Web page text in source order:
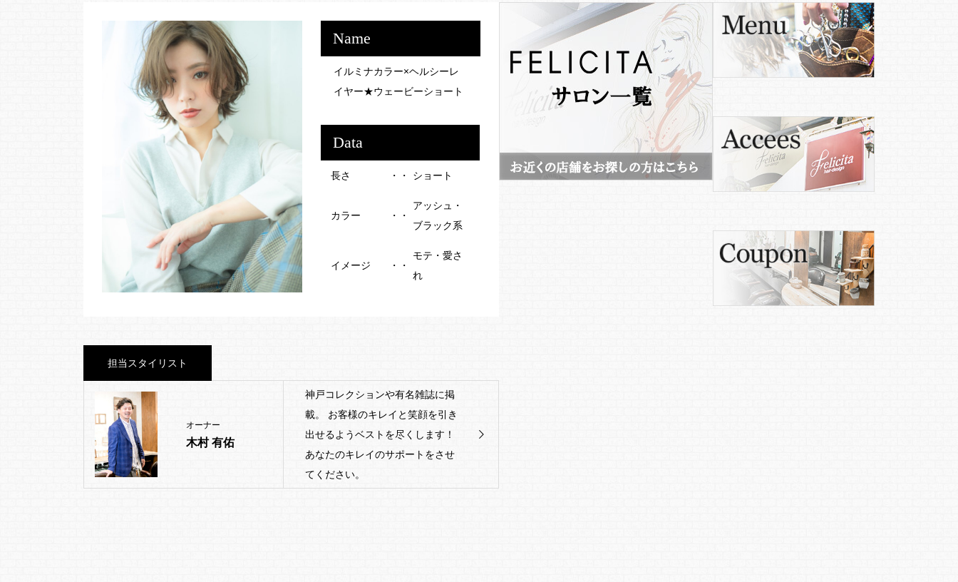
Name
イルミナカラー×ヘルシーレ
イヤー★ウェービーショート
Data
長さ ショート
カラー
アッシュ・
ブラック系
イメージ
モテ・愛さ
れ
担当スタイリスト
オーナー
木村 有佑
神戸コレクションや有名雑誌に掲
載。 お客様のキレイと笑顔を引き
出せるようベストを尽くします！
あなたのキレイのサポートをさせ
てください。